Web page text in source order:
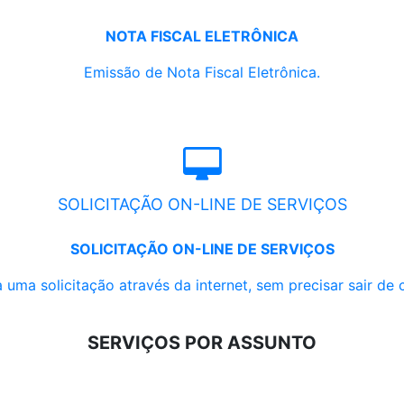
NOTA FISCAL ELETRÔNICA
Emissão de Nota Fiscal Eletrônica.
SOLICITAÇÃO ON-LINE DE SERVIÇOS
SOLICITAÇÃO ON-LINE DE SERVIÇOS
uma solicitação através da internet, sem precisar sair de
SERVIÇOS POR ASSUNTO